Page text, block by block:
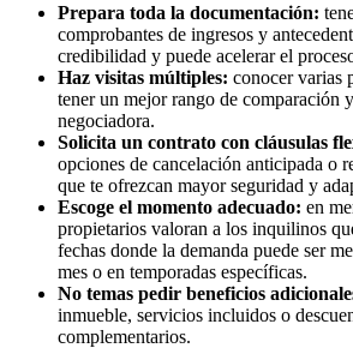
Prepara toda la documentación:
comprobantes de ingresos y
credibilidad y puede acelerar el
Haz visitas múltiples: conocer varias
tener un mejor rango de comparación
negociadora.
Solicita un contrato con cláusulas
opciones de cancelación anticipada o
que te ofrezcan mayor seguridad y
Escoge el momento adecuado: en
propietarios valoran a los inquilinos
fechas donde la demanda puede ser
mes o en temporadas específicas.
No temas pedir beneficios
inmueble, servicios incluidos o
complementarios.